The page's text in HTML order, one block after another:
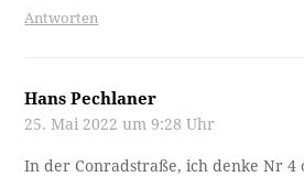
Antworten
Hans Pechlaner
25. Mai 2022 um 9:28 Uhr
In der Conradstraße, ich denke Nr 4